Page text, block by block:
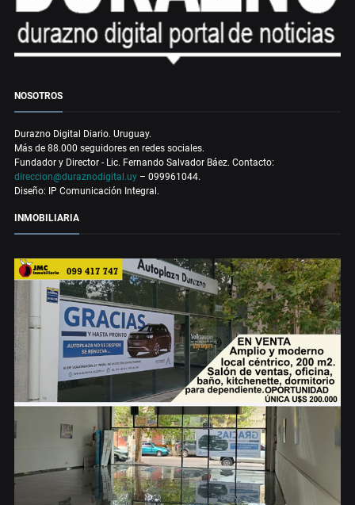
NOSOTROS
Durazno Digital Diario. Uruguay.
Más de 88.000 seguidores en redes sociales.
Fundador y Director - Lic. Fernando Salvador Báez. Contacto:
direccion@duraznodigital.uy – 099961044.
Diseño: IP Comunicación Integral.
INMOBILIARIA